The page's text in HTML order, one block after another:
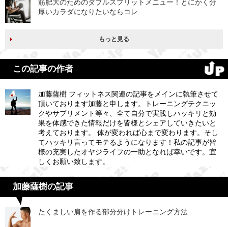
筋肥大のためのダブルスプリットメニュー！とにかく分
厚いカラダになりたいならコレ
もっと見る
この記事の作者
加藤薩樹 フィットネス関連の記事をメインに執筆させて
頂いております加藤と申します。トレーニングテクニッ
クやサプリメント等々、全て自分で実践しハッキリと効
果を体感できた情報だけを皆様とシェアしていきたいと
考えております。 体が変われば心まで変わります。そし
てハッキリ言ってモテるようになります！私の記事が皆
様の充実したオヤジライフの一助となれば幸いです。宜
しくお願い致します。
加藤薩樹の記事
たくましい肩を作る部分分けトレーニング方法